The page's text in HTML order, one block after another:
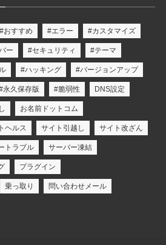
#おすすめ #エラー #カスタマイズ
ー #セキュリティ #テーマ
#ハッキング #バージョンアップ
永久保存版 #脆弱性 DNS設定
お名前ドットコム
ヘルス サイト引越し サイト改ざん
トラブル サーバー凍結
プラグイン
乗っ取り 問い合わせメール